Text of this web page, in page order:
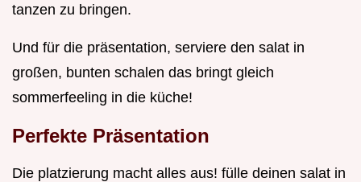
tanzen zu bringen.
Und für die präsentation, serviere den salat in
großen, bunten schalen das bringt gleich
sommerfeeling in die küche!
Perfekte Präsentation
Die platzierung macht alles aus! fülle deinen salat in